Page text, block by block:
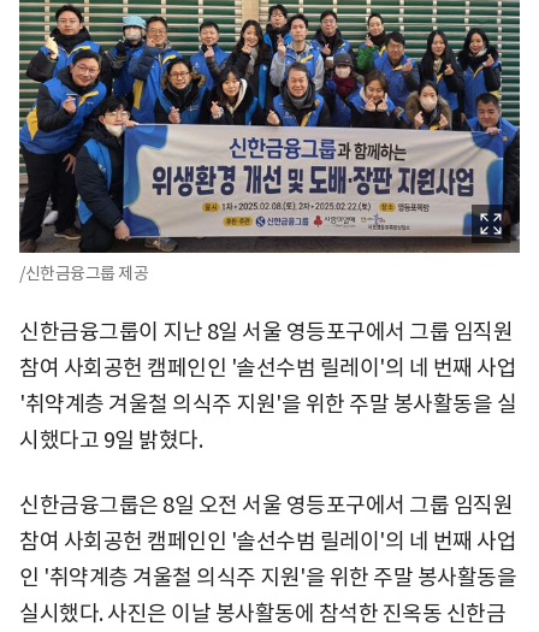
/신한금융그룹 제공
신한금융그룹이 지난 8일 서울 영등포구에서 그룹 임직원
참여 사회공헌 캠페인인 '솔선수범 릴레이'의 네 번째 사업
'취약계층 겨울철 의식주 지원'을 위한 주말 봉사활동을 실
시했다고 9일 밝혔다.
신한금융그룹은 8일 오전 서울 영등포구에서 그룹 임직원
참여 사회공헌 캠페인인 '솔선수범 릴레이'의 네 번째 사업
인 '취약계층 겨울철 의식주 지원'을 위한 주말 봉사활동을
실시했다. 사진은 이날 봉사활동에 참석한 진옥동 신한금